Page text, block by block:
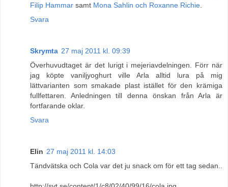
Filip Hammar samt Mona Sahlin och Roxanne Richie
Svara
Skrymta 27 maj 2011 kl. 09:39
Överhuvudtaget är det lurigt i mejeriavdelningen. Förr när
jag köpte vaniljyoghurt ville Arla alltid lura på mig
lättvarianten som smakade plast istället för den krämiga
fullfettaren. Anledningen till denna önskan från Arla är
fortfarande oklar.
Svara
Elin 27 maj 2011 kl. 14:03
Tändvätska och Cola var det ju snack om för ett tag sedan..